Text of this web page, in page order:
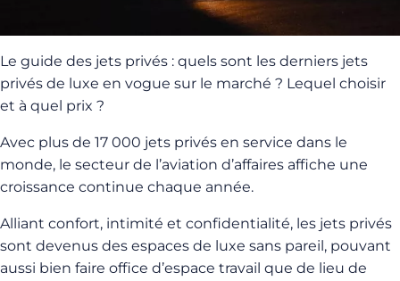
Le guide des jets privés : quels sont les derniers jets
privés de luxe en vogue sur le marché ? Lequel choisir
et à quel prix ?
Avec plus de 17 000 jets privés en service dans le
monde, le secteur de l’aviation d’affaires affiche une
croissance continue chaque année.
Alliant confort, intimité et confidentialité, les jets privés
sont devenus des espaces de luxe sans pareil, pouvant
aussi bien faire office d’espace travail que de lieu de